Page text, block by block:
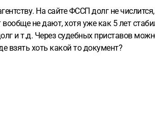
На сайте ФССП долг не
не дают, хотя уже как 5 лет
и т.д. Через судебных приставов
взять хоть какой то документ?